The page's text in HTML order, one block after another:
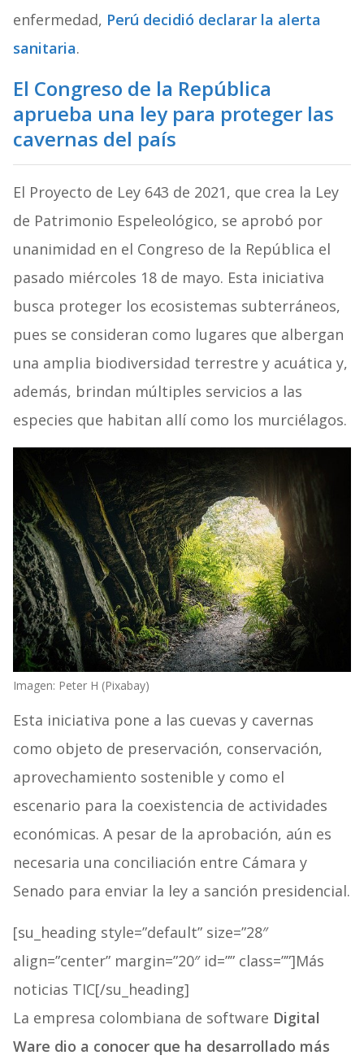
enfermedad, Perú decidió declarar la alerta
sanitaria.
El Congreso de la República
aprueba una ley para proteger las
cavernas del país
El Proyecto de Ley 643 de 2021, que crea la Ley
de Patrimonio Espeleológico, se aprobó por
unanimidad en el Congreso de la República el
pasado miércoles 18 de mayo. Esta iniciativa
busca proteger los ecosistemas subterráneos,
pues se consideran como lugares que albergan
una amplia biodiversidad terrestre y acuática y,
además, brindan múltiples servicios a las
especies que habitan allí como los murciélagos.
Imagen: Peter H (Pixabay)
Esta iniciativa pone a las cuevas y cavernas
como objeto de preservación, conservación,
aprovechamiento sostenible y como el
escenario para la coexistencia de actividades
económicas. A pesar de la aprobación, aún es
necesaria una conciliación entre Cámara y
Senado para enviar la ley a sanción presidencial.
[su_heading style=”default” size=”28″
align=”center” margin=”20″ id=”” class=””]Más
noticias TIC[/su_heading]
La empresa colombiana de software Digital
Ware dio a conocer que ha desarrollado más